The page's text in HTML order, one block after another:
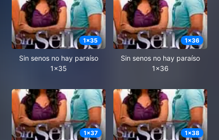
1x35
Sin senos no hay paraíso
1x35
1x36
Sin senos no hay paraíso
1x36
1x37 1x38